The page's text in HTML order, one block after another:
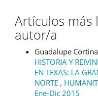
Artículos más
autor/a
Guadalupe
HISTORIA Y
EN TEXAS: LA
NORTE ,
Ene-Dic 2015